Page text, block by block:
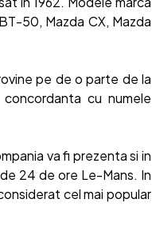
50, Mazda CX, Mazda
pe de o parte de la
cu numele
va fi prezenta si in
24 de ore Le-Mans. In
cel mai popular